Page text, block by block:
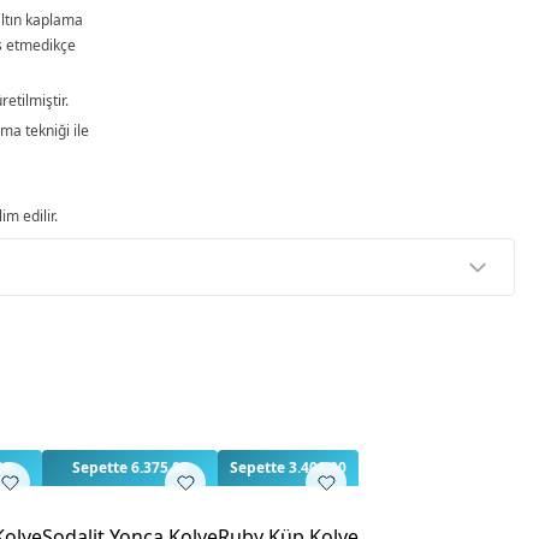
kaplama
etmedikçe
tekniği ile
edilir.
Sepette 6.375,00 Sepette 3.400,00